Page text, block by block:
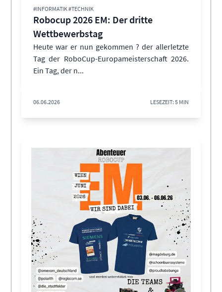
#INFORMATIK #TECHNIK
Robocup 2026 EM: Der dritte
Wettbewerbstag
Heute war er nun gekommen ? der allerletzte
Tag der RoboCup-Europameisterschaft 2026.
Ein Tag, der n...
06.06.2026 LESEZEIT: 5 MIN